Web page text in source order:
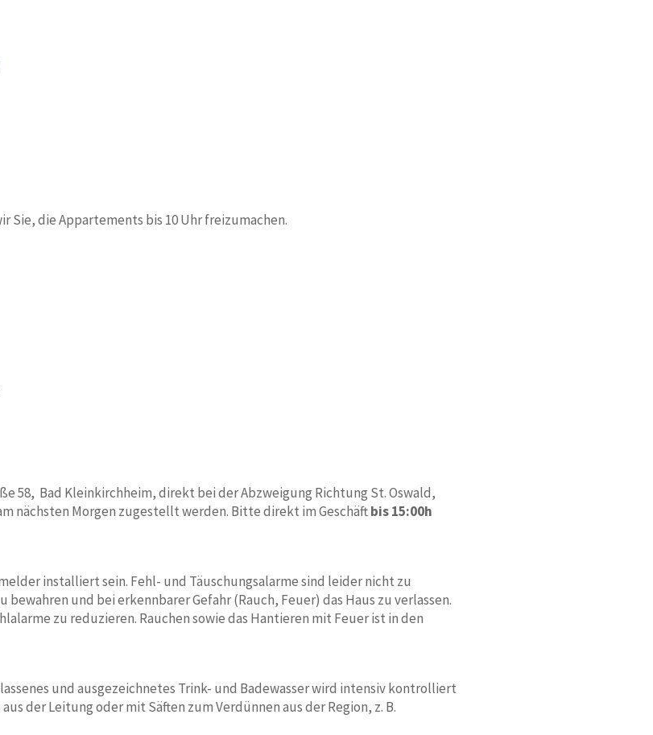
Sie, die Appartements bis 10 Uhr freizumachen.
58, Bad Kleinkirchheim, direkt bei der Abzweigung Richtung St. Oswald,
nächsten Morgen zugestellt werden. Bitte direkt im Geschäftbis 15:00h
installiert sein. Fehl- und Täuschungsalarme sind leider nicht zu
und bei erkennbarer Gefahr (Rauch, Feuer) das Haus zu verlassen.
zu reduzieren. Rauchen sowie das Hantieren mit Feuer ist in den
und ausgezeichnetes Trink- und Badewasser wird intensiv kontrolliert
der Leitung oder mit Säften zum Verdünnen aus der Region, z. B.